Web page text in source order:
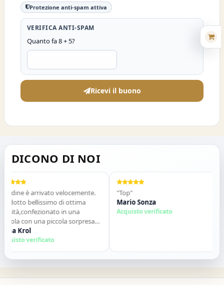
Protezione anti-spam attiva
VERIFICA ANTI-SPAM
Quanto fa 8 + 5?
Ricevi il buono
DICONO DI NOI
è arrivato velocemente.
bellissimo di ottima
in una
con una piccola sorpresa
Tutto perfetto. Lo
vivamente. Grazie ,alla
Krol
verificato
"Top"
Mario Sonza
Acquisto verificato